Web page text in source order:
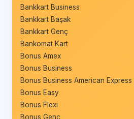
Bankkart Business
Bankkart Başak
Bankkart Genç
Bankomat Kart
Bonus Amex
Bonus Business
Bonus Business American Express
Bonus Easy
Bonus Flexi
Bonus Genç